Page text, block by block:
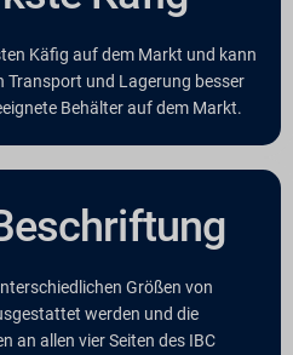
Käfig auf dem Markt und kann
Transport und Lagerung besser
Behälter auf dem Markt.
Größen von
werden und die
an allen vier Seiten des IBC